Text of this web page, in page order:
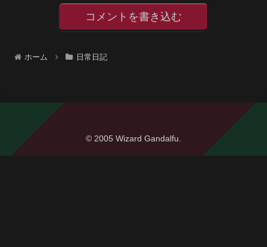
コメントを書き込む
ホーム 日常日記
© 2005 Wizard Gandalfu.